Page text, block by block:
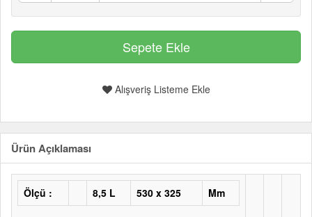
Alışveriş Listeme Ekle
Ürün Açıklaması
Ölçü : 8,5 L 530 x 325 Mm